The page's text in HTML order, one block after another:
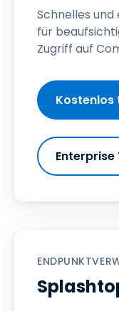
Schnelles
für
Zugriff auf
Kostenlos
Enterprise